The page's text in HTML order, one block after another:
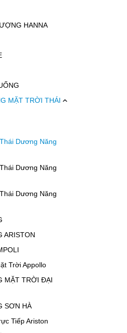
HANNA
MẶT TRỜI THÁI
Dương Năng
Dương Năng
Dương Năng
ARISTON
Trời Appollo
MẶT TRỜI ĐẠI
SƠN HÀ
Tiếp Ariston